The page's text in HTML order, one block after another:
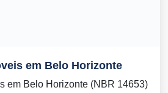
em Belo Horizonte
em Belo Horizonte (NBR 14653)